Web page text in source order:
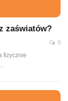
zaświatów?
0
fizycznie